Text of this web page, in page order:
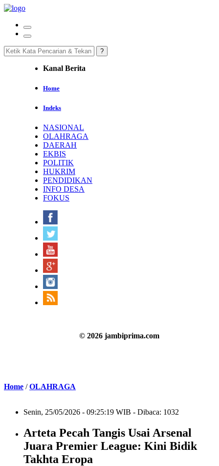
Kanal Berita
Home
Indeks
NASIONAL
OLAHRAGA
DAERAH
EKBIS
POLITIK
HUKRIM
PENDIDIKAN
INFO DESA
FOKUS
© 2026 jambiprima.com
Home /OLAHRAGA
Senin, 25/05/2026 - 09:25:19 WIB - Dibaca: 1032
Arteta Pecah Tangis Usai Arsenal
Juara Premier League: Kini Bidik
Takhta Eropa